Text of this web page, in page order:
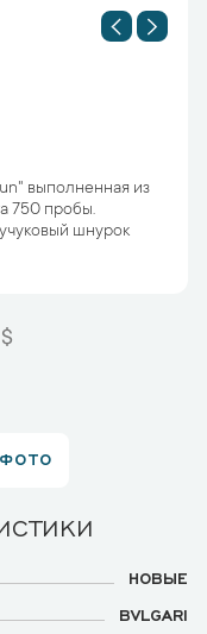
выполненная из
750 пробы.
шнурок
НОВЫЕ
BVLGARI